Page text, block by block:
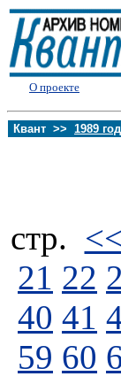
О проекте
Квант >> 1989 год
стp. <<
21 22
40 41
59 60